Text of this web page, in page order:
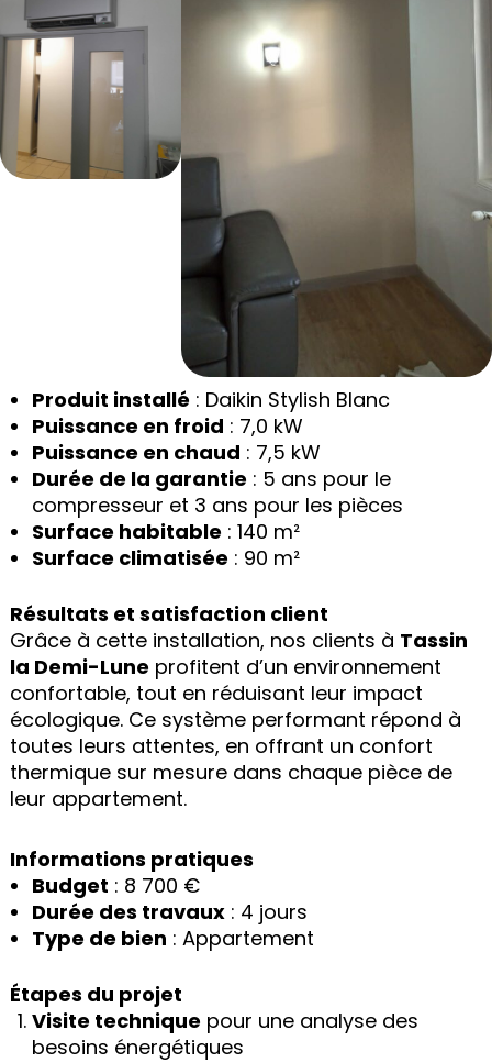
Produit installé : Daikin Stylish Blanc
Puissance en froid : 7,0 kW
Puissance en chaud : 7,5 kW
Durée de la garantie : 5 ans pour le
compresseur et 3 ans pour les pièces
Surface habitable : 140 m²
Surface climatisée : 90 m²
Résultats et satisfaction client
Grâce à cette installation, nos clients à Tassin
la Demi-Lune profitent d’un environnement
confortable, tout en réduisant leur impact
écologique. Ce système performant répond à
toutes leurs attentes, en offrant un confort
thermique sur mesure dans chaque pièce de
leur appartement.
Informations pratiques
Budget : 8 700 €
Durée des travaux: 4 jours
Type de bien : Appartement
Étapes du projet
Visite technique pour une analyse des
besoins énergétiques